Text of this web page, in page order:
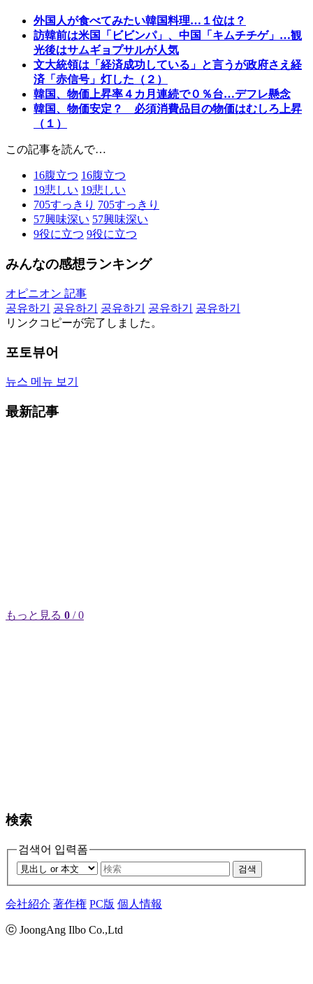
外国人が食べてみたい韓国料理…１位は？
訪韓前は米国「ビビンパ」、中国「キムチチゲ」…観
光後はサムギョプサルが人気
文大統領は「経済成功している」と言うが政府さえ経
済「赤信号」灯した（２）
韓国、物価上昇率４カ月連続で０％台…デフレ懸念
韓国、物価安定？ 必須消費品目の物価はむしろ上昇
（１）
この記事を読んで…
16腹立つ 16腹立つ
19悲しい 19悲しい
705すっきり 705すっきり
57興味深い 57興味深い
9役に立つ 9役に立つ
みんなの感想ランキング
オピニオン 記事
공유하기
공유하기 공유하기 공유하기
공유하기
リンクコピーが完了しました。
포토뷰어
뉴스 메뉴 보기
最新記事
もっと見る 0 / 0
検索
검색어 입력폼
검색
会社紹介 著作権 PC版 個人情報
ⓒ JoongAng Ilbo Co.,Ltd